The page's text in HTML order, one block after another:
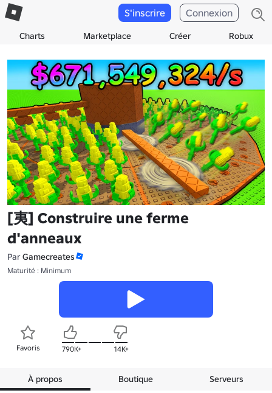
Charts Marketplace Créer Robux
S'inscrire Connexion
[夷] Construire une ferme
d'anneaux
Par Gamecreates
Maturité : Minimum
Favoris 790K+ 14K+
À propos Boutique Serveurs